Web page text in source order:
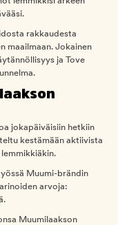
rakkaudesta
maailmaan. Jokainen
ja Tove
jokapäiväisiin hetkiin
kestämään aktiivista
Muumi-brändin
arvoja:
Muumilaakson